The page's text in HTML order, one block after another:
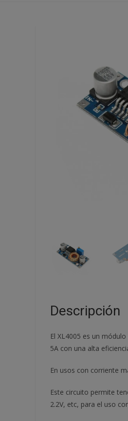
Descripción
El XL4005 es un
5A con una alta
En usos con corriente
Este circuito permite
2.2V, etc, para el uso